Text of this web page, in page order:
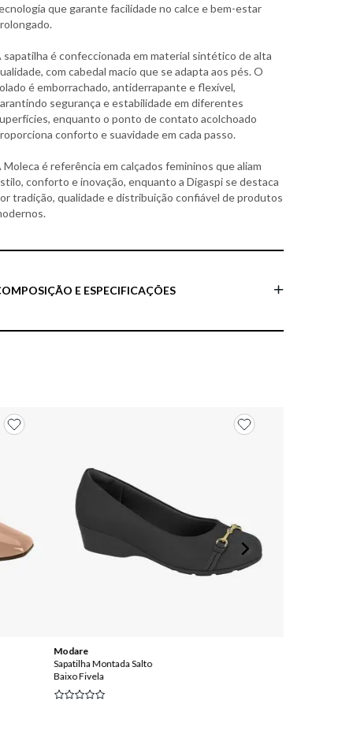
que garante facilidade no calce e bem-estar
sapatilha é confeccionada em material sintético de alta
com cabedal macio que se adapta aos pés. O
é emborrachado, antiderrapante e flexível,
segurança e estabilidade em diferentes
enquanto o ponto de contato acolchoado
conforto e suavidade em cada passo.
Moleca é referência em calçados femininos que aliam
conforto e inovação, enquanto a Digaspi se destaca
tradição, qualidade e distribuição confiável de produtos
E ESPECIFICAÇÕES
Modare
Sapatilha Montada Salto
Baixo Fivela